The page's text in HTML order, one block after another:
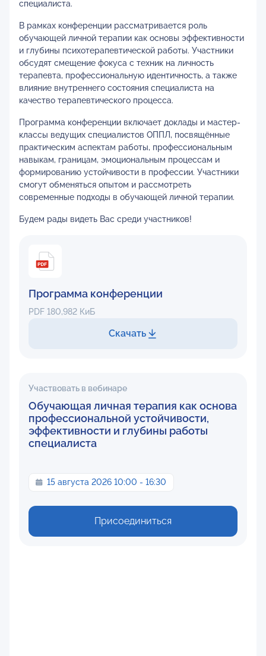
специалиста.
В рамках конференции рассматривается роль
обучающей личной терапии как основы эффективности
и глубины психотерапевтической работы. Участники
обсудят смещение фокуса с техник на личность
терапевта, профессиональную идентичность, а также
влияние внутреннего состояния специалиста на
качество терапевтического процесса.
Программа конференции включает доклады и мастер-
классы ведущих специалистов ОППЛ, посвящённые
практическим аспектам работы, профессиональным
навыкам, границам, эмоциональным процессам и
формированию устойчивости в профессии. Участники
смогут обменяться опытом и рассмотреть
современные подходы в обучающей личной терапии.
Будем рады видеть Вас среди участников!
Программа конференции
PDF 180,982 КиБ
Скачать
Участвовать в вебинаре
Обучающая личная терапия как основа
профессиональной устойчивости,
эффективности и глубины работы
специалиста
15 августа 2026 10:00 - 16:30
Присоединиться